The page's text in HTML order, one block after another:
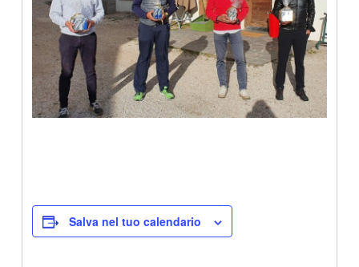
Salva nel tuo calendario